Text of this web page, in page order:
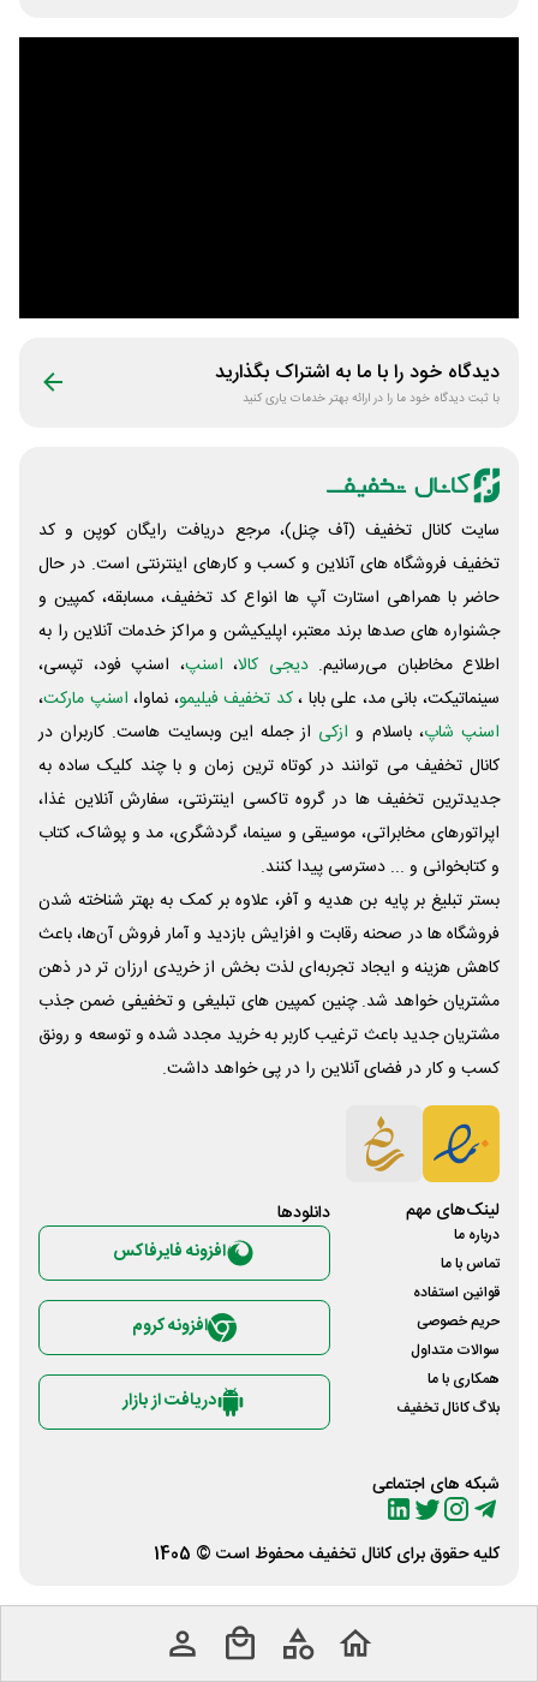
دیدگاه خود را با ما به اشتراک بگذارید
با ثبت دیدگاه خود ما را در ارائه بهتر خدمات یاری کنید
سایت کانال تخفیف (آف چنل)، مرجع دریافت رایگان کوپن و کد
تخفیف فروشگاه های آنلاین و کسب و‌ کارهای اینترنتی است. در حال
حاضر با همراهی استارت آپ ها انواع کد تخفیف، مسابقه، کمپین و
جشنواره های صدها برند معتبر، اپلیکیشن و مراکز خدمات آنلاین را به
اطلاع مخاطبان می‌رسانیم. دیجی کالا، اسنپ، اسنپ فود، تپسی،
سینماتیکت، بانی مد، علی‌ بابا ،کد تخفیف فیلیمو، نماوا، اسنپ مارکت،
اسنپ شاپ، باسلام و ازکی از جمله این وبسایت ‌هاست. کاربران در
کانال تخفیف می توانند در کوتاه ترین زمان و با چند کلیک ساده به
جدیدترین تخفیف ها در گروه تاکسی اینترنتی، سفارش آنلاین غذا،
اپراتورهای مخابراتی، موسیقی و سینما، گردشگری، مد و پوشاک، کتاب
و کتابخوانی و ... دسترسی پیدا کنند.
بستر تبلیغ بر پایه بن هدیه و آفر، علاوه بر کمک به بهتر شناخته شدن
فروشگاه ها در صحنه رقابت و افزایش بازدید و آمار فروش آن‌ها، باعث
کاهش هزینه و ایجاد تجربه‌ای لذت بخش از خریدی ارزان تر در ذهن
مشتریان خواهد شد. چنین کمپین های تبلیغی و تخفیفی ضمن جذب
مشتریان جدید باعث ترغیب کاربر به خرید مجدد شده و توسعه و رونق
کسب و کار در فضای آنلاین را در پی خواهد داشت.
لینک‌های مهم
درباره ما
تماس با ما
قوانین استفاده
حریم خصوصی
سوالات متداول
همکاری با ما
بلاگ کانال تخفیف
شبکه های اجتماعی
دانلود‌ها
افزونه فایرفاکس
افزونه کروم
دریافت از بازار
کلیه حقوق برای کانال تخفیفمحفوظ است © 1405